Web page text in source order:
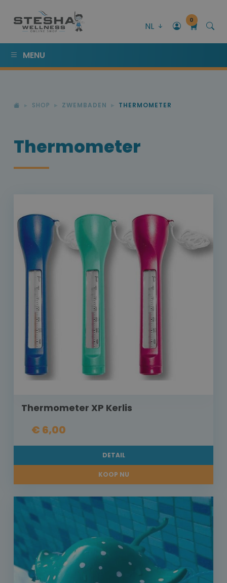
NL
0
MENU
SHOP ZWEMBADEN THERMOMETER
Thermometer
Thermometer XP Kerlis
€ 6,00
DETAIL
KOOP NU